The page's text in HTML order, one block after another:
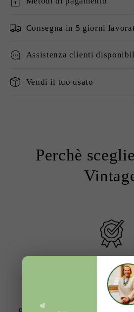
Consegna in 5 giorni
Assistenza clienti
Vendi il tuo usato
Perchè
Prodotti 100%
Ogni articolo viene
controlli e verifiche
, prima di